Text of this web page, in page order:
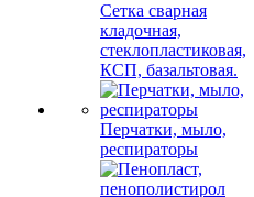
Сетка сварная
кладочная,
стеклопластиковая,
КСП, базальтовая.
Перчатки, мыло,
респираторы